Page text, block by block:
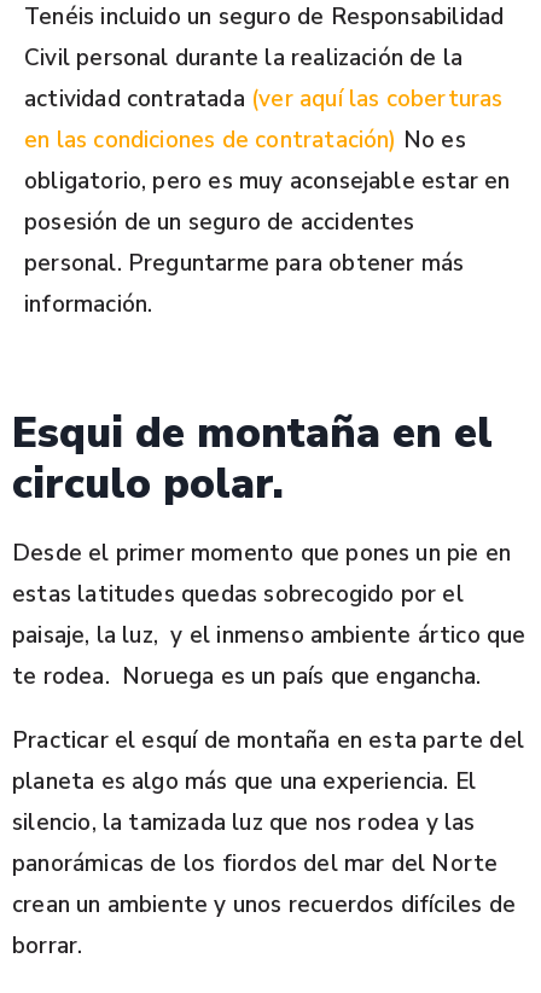
Tenéis incluido un seguro de Responsabilidad
Civil personal durante la realización de la
actividad contratada (ver aquí las coberturas
en las condiciones de contratación) No es
obligatorio, pero es muy aconsejable estar en
posesión de un seguro de accidentes
personal. Preguntarme para obtener más
información.
Esqui de montaña en el
circulo polar.
Desde el primer momento que pones un pie en
estas latitudes quedas sobrecogido por el
paisaje, la luz, y el inmenso ambiente ártico que
te rodea. Noruega es un país que engancha.
Practicar el esquí de montaña en esta parte del
planeta es algo más que una experiencia. El
silencio, la tamizada luz que nos rodea y las
panorámicas de los fiordos del mar del Norte
crean un ambiente y unos recuerdos difíciles de
borrar.